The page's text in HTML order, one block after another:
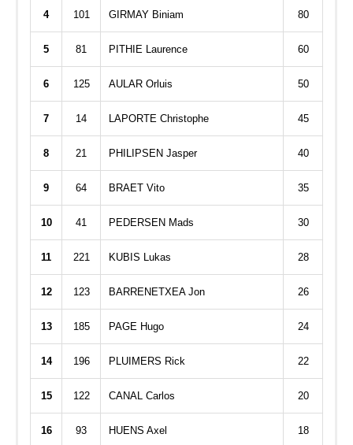
4 101 GIRMAY Biniam 80
5 81 PITHIE Laurence 60
6 125 AULAR Orluis 50
7 14 LAPORTE Christophe 45
8 21 PHILIPSEN Jasper 40
9 64 BRAET Vito 35
10 41 PEDERSEN Mads 30
11 221 KUBIS Lukas 28
12 123 BARRENETXEA Jon 26
13 185 PAGE Hugo 24
14 196 PLUIMERS Rick 22
15 122 CANAL Carlos 20
16 93 HUENS Axel 18